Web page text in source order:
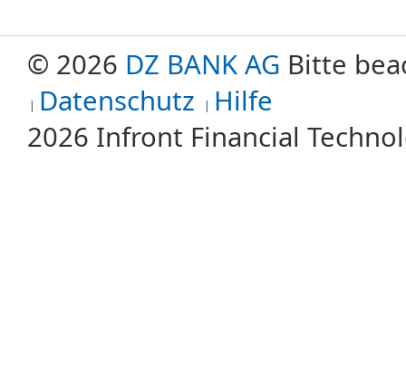
© 2026 DZ BANK AG Bitte
Datenschutz Hilfe
2026 Infront Financial